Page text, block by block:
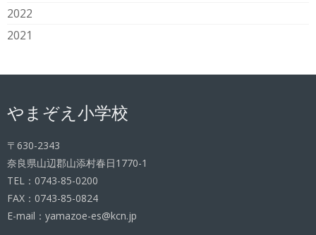
2022
2021
やまぞえ小学校
〒630-2343
奈良県山辺郡山添村春日1770-1
TEL：0743-85-0200
FAX：0743-85-0824
E-mail：yamazoe-es@kcn.jp